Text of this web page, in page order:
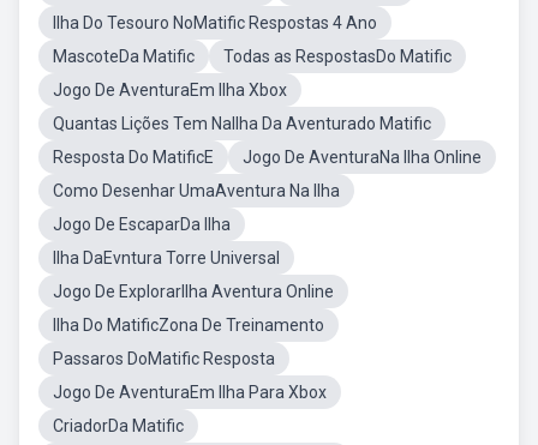
Ilha Do Tesouro NoMatific Respostas 4 Ano
MascoteDa Matific
Todas as RespostasDo Matific
Jogo De AventuraEm Ilha Xbox
Quantas Lições Tem NaIlha Da Aventurado Matific
Resposta Do MatificE
Jogo De AventuraNa Ilha Online
Como Desenhar UmaAventura Na Ilha
Jogo De EscaparDa Ilha
Ilha DaEvntura Torre Universal
Jogo De ExplorarIlha Aventura Online
Ilha Do MatificZona De Treinamento
Passaros DoMatific Resposta
Jogo De AventuraEm Ilha Para Xbox
CriadorDa Matific